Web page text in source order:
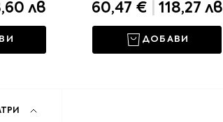
лв 60,47 € 118,27 лв
ДОБАВИ